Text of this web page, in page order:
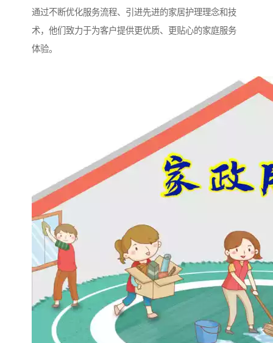
通过不断优化服务流程、引进先进的家居护理理念和技
术，他们致力于为客户提供更优质、更贴心的家庭服务
体验。